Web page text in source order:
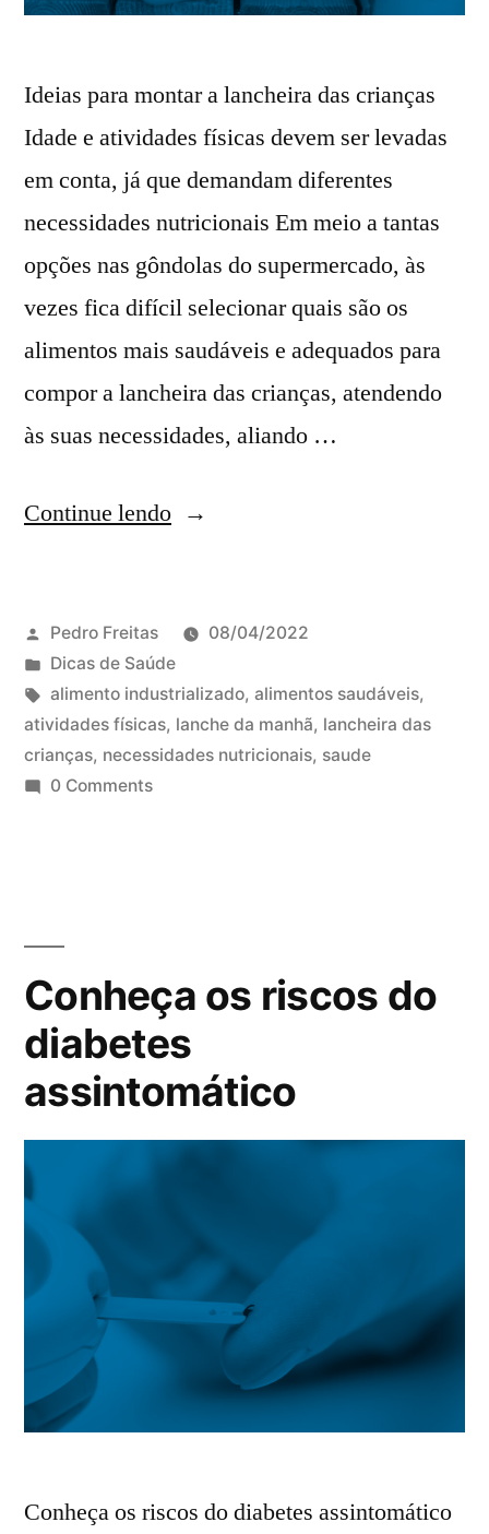
Ideias para montar a lancheira das crianças
Idade e atividades físicas devem ser levadas
em conta, já que demandam diferentes
necessidades nutricionais Em meio a tantas
opções nas gôndolas do supermercado, às
vezes fica difícil selecionar quais são os
alimentos mais saudáveis e adequados para
compor a lancheira das crianças, atendendo
às suas necessidades, aliando …
Continue lendo
Pedro Freitas
08/04/2022
Dicas de Saúde
alimento industrializado, alimentos saudáveis,
atividades físicas, lanche da manhã, lancheira das
crianças, necessidades nutricionais, saude
0 Comments
Conheça os riscos do
diabetes
assintomático
Conheça os riscos do diabetes assintomático